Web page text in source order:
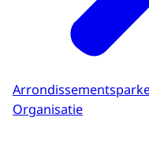
Organisatie